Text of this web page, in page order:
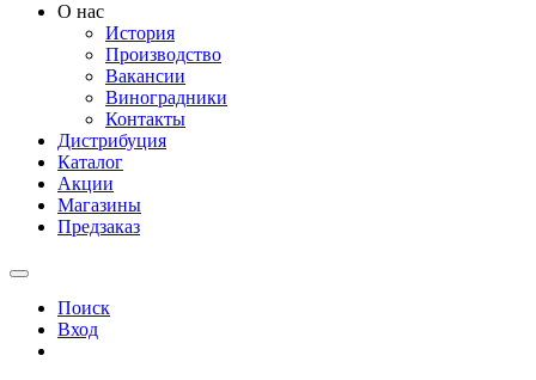
О нас
История
Производство
Вакансии
Виноградники
Контакты
Дистрибуция
Каталог
Акции
Магазины
Предзаказ
Поиск
Вход